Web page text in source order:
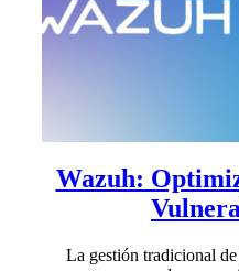
Wazuh:
La gestión tradicional